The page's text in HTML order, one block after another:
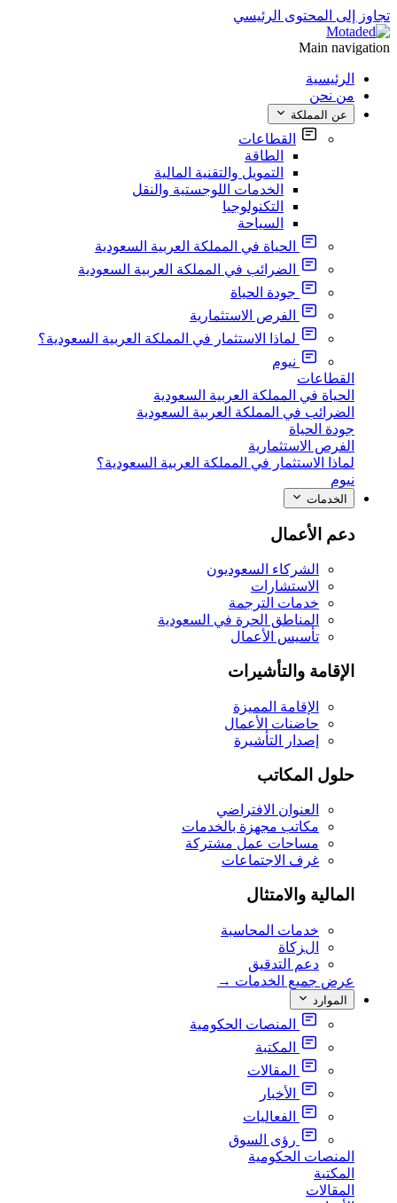
تجاوز إلى المحتوى الرئيسي
Main navigation
الرئيسية
من نحن
عن المملكة
القطاعات
الطاقة
التمويل والتقنية المالية
الخدمات اللوجستية والنقل
التكنولوجيا
السياحة
الحياة في المملكة العربية السعودية
الضرائب في المملكة العربية السعودية
جودة الحياة
الفرص الاستثمارية
لماذا الاستثمار في المملكة العربية السعودية؟
نيوم
القطاعات
الحياة في المملكة العربية السعودية
الضرائب في المملكة العربية السعودية
جودة الحياة
الفرص الاستثمارية
لماذا الاستثمار في المملكة العربية السعودية؟
نيوم
الخدمات
دعم الأعمال
الشركاء السعوديون
الاستشارات
خدمات الترجمة
المناطق الحرة في السعودية
تأسيس الأعمال
الإقامة والتأشيرات
الإقامة المميزة
حاضنات الأعمال
إصدار التأشيرة
حلول المكاتب
العنوان الافتراضي
مكاتب مجهزة بالخدمات
مساحات عمل مشتركة
غرف الاجتماعات
المالية والامتثال
خدمات المحاسبة
الزكاة
دعم التدقيق
عرض جميع الخدمات →
الموارد
المنصات الحكومية
المكتبة
المقالات
الأخبار
الفعاليات
رؤى السوق
المنصات الحكومية
المكتبة
المقالات